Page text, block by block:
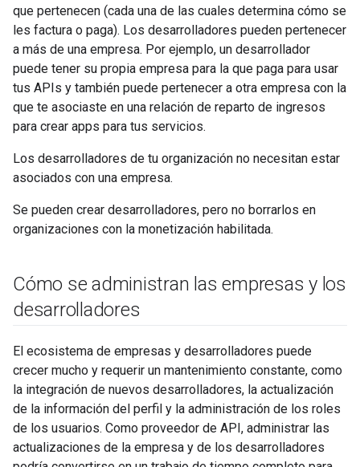
que pertenecen (cada una de las cuales determina cómo se
les factura o paga). Los desarrolladores pueden pertenecer
a más de una empresa. Por ejemplo, un desarrollador
puede tener su propia empresa para la que paga para usar
tus APIs y también puede pertenecer a otra empresa con la
que te asociaste en una relación de reparto de ingresos
para crear apps para tus servicios.
Los desarrolladores de tu organización no necesitan estar
asociados con una empresa.
Se pueden crear desarrolladores, pero no borrarlos en
organizaciones con la monetización habilitada.
Cómo se administran las empresas y los
desarrolladores
El ecosistema de empresas y desarrolladores puede
crecer mucho y requerir un mantenimiento constante, como
la integración de nuevos desarrolladores, la actualización
de la información del perfil y la administración de los roles
de los usuarios. Como proveedor de API, administrar las
actualizaciones de la empresa y de los desarrolladores